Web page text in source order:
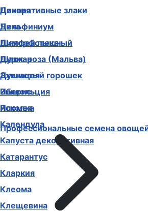
Декоративные злаки
Дельфиниум
Диморфотека
Дурман
Душистый горошек
Иберис
Ипомея
Календула
Капуста декоративная
Катарантус
Кларкия
Клеома
Клещевина
Цинния
Чина
Шалфей пышный
Шток-роза (Мальва)
Эхинацея
Эшшольция
Ясколка
Профессиональные семена